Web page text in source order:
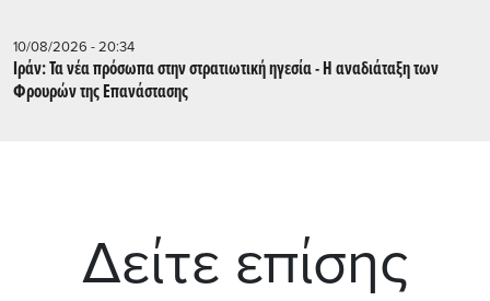
10/08/2026 - 20:34
Ιράν: Τα νέα πρόσωπα στην στρατιωτική ηγεσία - Η αναδιάταξη των
Φρουρών της Επανάστασης
Δείτε επίσης